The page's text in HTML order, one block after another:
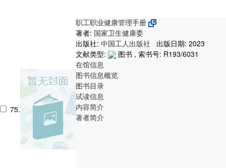
75.
职工职业健康管理手册
著者: 国家卫生健康委
出版社: 中国工人出版社
出版日期: 2023
文献类型:
图书 , 索书号: R193/6031
在馆信息
图书信息概览
图书目录
试读信息
内容简介
著者简介